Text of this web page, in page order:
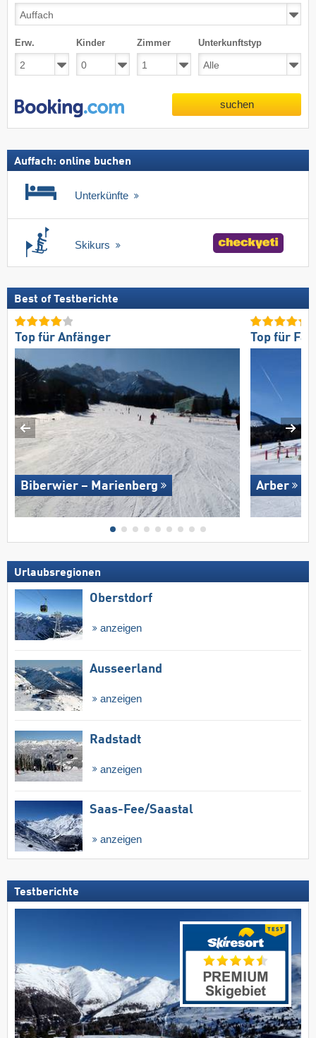
Erw. Kinder Zimmer Unterkunftstyp
suchen
Auffach: online buchen
Unterkünfte
Skikurs
Best of Testberichte
Top für Anfänger
Biberwier – Marienberg
Top für
Arber
Urlaubsregionen
Oberstdorf
anzeigen
Ausseerland
anzeigen
Radstadt
anzeigen
Saas-Fee/​Saastal
anzeigen
Testberichte